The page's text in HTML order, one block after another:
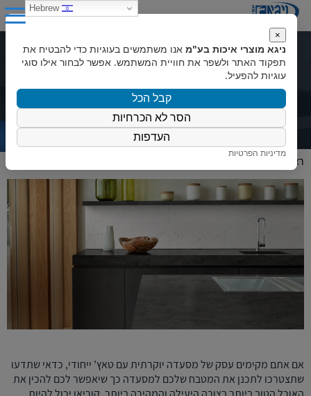
תכנון מטבחים בשילוב קוריאן
ראשי
אם אתם מקימים עסק של מסעדה יוקרתית עם טאץ’ ייחודי, כדאי שתדעו
שתצטרכו לתכנן את המטבח שלכם למסעדה כך שיאפשר לכם להכין את
×
ניגא מוצרי איכות בע"מ אנו משתמשים בעוגיות כדי להבטיח את
תפקוד האתר ולשפר את חוויית המשתמש. אפשר לבחור אילו סוגי
עוגיות להפעיל.
קבל הכל
הסר לא הכרחיות
העדפות
מדיניות הפרטיות
Hebrew